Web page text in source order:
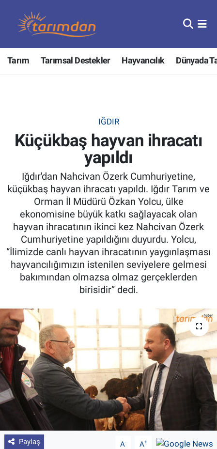
Tarım Tarımsal Destekler Hayvancılık Dünyada
IĞDIR
Küçükbaş hayvan ihracatı
yapıldı
Iğdır'dan Nahcivan Özerk Cumhuriyetine,
küçükbaş hayvan ihracatı yapıldı. Iğdır Tarım ve
Orman İl Müdürü Özkan Yolcu, ülke
ekonomisine büyük katkı sağlayacak olan
hayvan ihracatının ikinci kez Nahcivan Özerk
Cumhuriyetine yapıldığını duyurdu. Yolcu,
“İlimizde canlı hayvan ihracatının yaygınlaşması
hayvancılığımızın istenilen seviyelere gelmesi
bakımından olmazsa olmaz gerçeklerden
birisidir” dedi.
Paylaş A- A+
Tarım
Hayvancılık
Tarımsal Destekler
Tarım Bakanlığı
TZOB
Tarım Kredi Kooperatifleri
Pankobirlik
Et fiyatları
Tarım Bilgisi
Yetiştirici Soruyor
Dünyada Tarım
Üretici Birlikleri
Şeker ve Şekerli Mamüller
Tahıllar ve Baklagiller
Tohum
Nöbetçi Eczaneler
Hava Durumu
Tüm Manşetler
Son Dakika Haberleri
Haber Arşivi